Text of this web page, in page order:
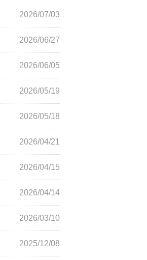
2026/07/03
2026/06/27
2026/06/05
2026/05/19
2026/05/18
2026/04/21
2026/04/15
2026/04/14
2026/03/10
2025/12/08